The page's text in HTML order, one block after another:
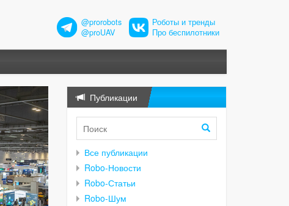
@prorobots
@proUAV
Роботы и тренды
Про беспилотники
Публикации
Все публикации
Robo-Новости
Robo-Статьи
Robo-Шум